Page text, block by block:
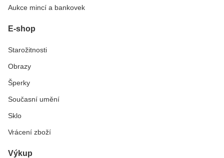
Aukce mincí a bankovek
E-shop
Starožitnosti
Obrazy
Šperky
Současní umění
Sklo
Vrácení zboží
Výkup